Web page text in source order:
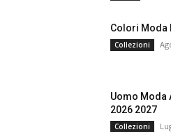
Colori Moda
Collezioni
Uomo Moda
2026 2027
Collezioni